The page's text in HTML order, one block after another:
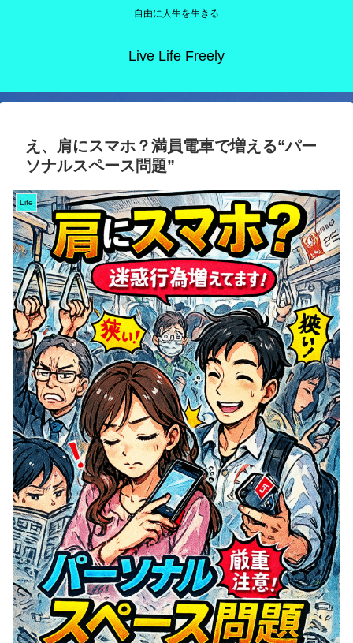
自由に人生を生きる
Live Life Freely
え、肩にスマホ？満員電車で増える“パー
ソナルスペース問題”
Life